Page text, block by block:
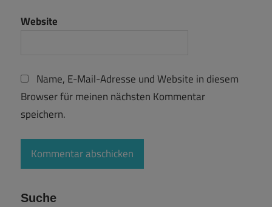
Website
Name, E-Mail-Adresse und Website in diesem
Browser für meinen nächsten Kommentar
speichern.
Suche